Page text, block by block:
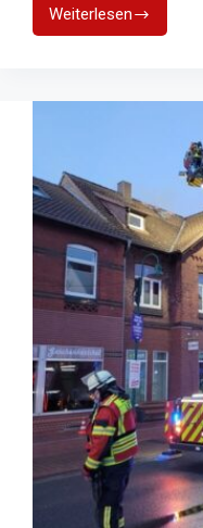
WeiterlesenScheunenbrand
im
Wenigumstadt